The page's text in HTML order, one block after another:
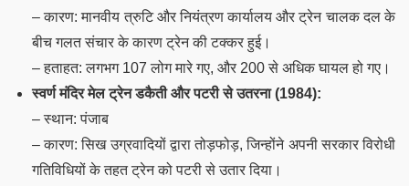
– कारण: मानवीय त्रुटि और नियंत्रण कार्यालय और ट्रेन चालक दल के
बीच गलत संचार के कारण ट्रेन की टक्कर हुई।
– हताहत: लगभग 107 लोग मारे गए, और 200 से अधिक घायल हो गए।
स्वर्ण मंदिर मेल ट्रेन डकैती और पटरी से उतरना (1984):
– स्थान: पंजाब
– कारण: सिख उग्रवादियों द्वारा तोड़फोड़, जिन्होंने अपनी सरकार विरोधी
गतिविधियों के तहत ट्रेन को पटरी से उतार दिया।